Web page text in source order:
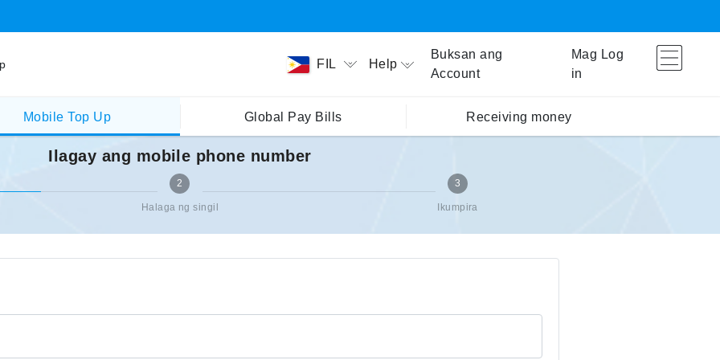
FIL Help
Buksan ang
Account
Mag Log
in
Mobile Top Up Global Pay Bills Receiving money
Ilagay ang mobile phone number
2
Halaga ng singil
3
Ikumpira